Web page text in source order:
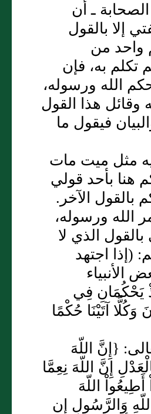
ـ أن
إلا بالقول
واحد من
تكلم به، فإن
الله ورسوله،
هذا القول
فيقول ما
مثل ميت مات
هنا بأحد قولي
بالقول الآخر‏.‏
الله ورسوله،
الذي لا
‏(‏إذا اجتهد
الأنبياء
يَحْكُمَانِ فِي
آتَيْنَا حُكْمًا
‏{‏إِنَّ اللّهَ
إِنَّ اللّهَ نِعِمَّا
اللّهَ
وَالرَّسُولِ إِن